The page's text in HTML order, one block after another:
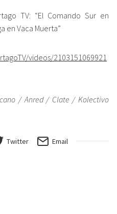
TV: “El Comando Sur en
en Vaca Muerta”
videos/2103151069921
/ Anred / Clate / Kolectivo
Twitter Email